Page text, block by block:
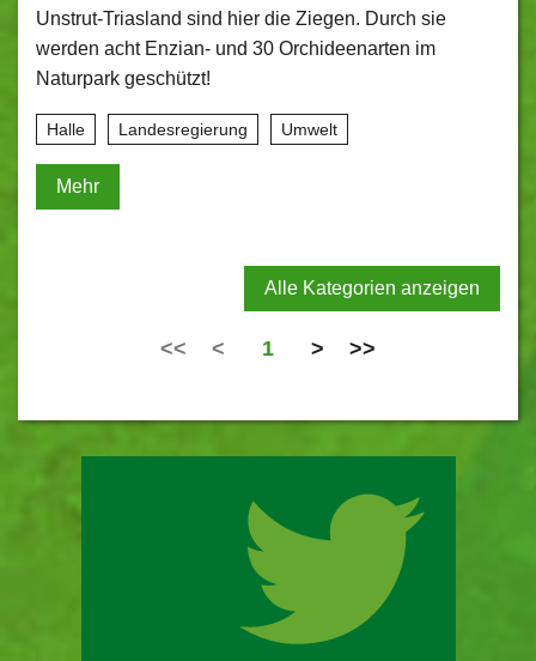
Unstrut-Triasland sind hier die Ziegen. Durch sie
werden acht Enzian- und 30 Orchideenarten im
Naturpark geschützt!
Halle Landesregierung Umwelt
Mehr
Alle Kategorien anzeigen
<< < 1 > >>